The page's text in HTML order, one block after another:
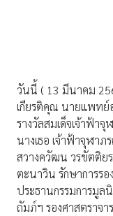
วันนี้ ( 13 มีนาคม
เกียรติคุณ นายแพทย์
รางวัลสมเด็จเจ้าฟ้า
นางเธอ เจ้าฟ้าจุฬา
สวางควัฒน วรขัตติย
ตะนาวิน รักษาการร
ประธานกรรมการมูล
ถัมภ์ฯ รองศาสตราจ